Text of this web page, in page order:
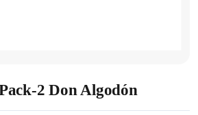
2 Don Algodón